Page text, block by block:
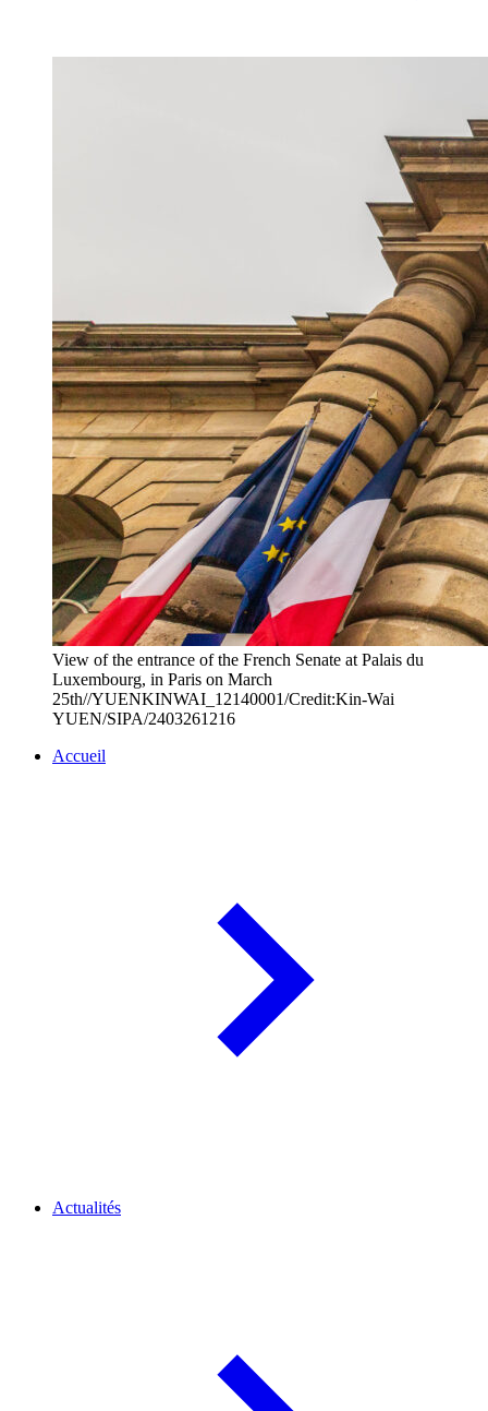
View of the entrance of the French Senate at Palais du
Luxembourg, in Paris on March
25th//YUENKINWAI_12140001/Credit:Kin-Wai
YUEN/SIPA/2403261216
Accueil
Actualités